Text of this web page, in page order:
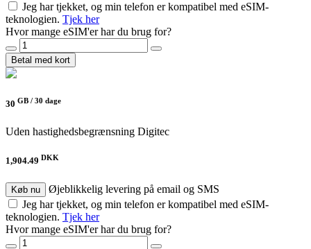
Jeg har tjekket, og min telefon er kompatibel med eSIM-
teknologien. Tjek her
Hvor mange eSIM'er har du brug for?
Betal med kort
30 GB / 30 dage
Uden hastighedsbegrænsning Digitec
1,904.49 DKK
Køb nu
Øjeblikkelig levering på email og SMS
Jeg har tjekket, og min telefon er kompatibel med eSIM-
teknologien. Tjek her
Hvor mange eSIM'er har du brug for?